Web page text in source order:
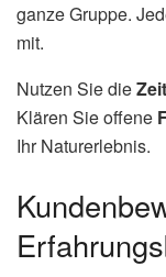
ganze Gruppe.
mit.
Nutzen Sie dieZeit
Klären Sie offene
Ihr Naturerlebnis.